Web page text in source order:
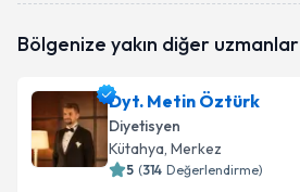
Bölgenize yakın diğer uzmanlar
Dyt. Metin Öztürk
Diyetisyen
Kütahya, Merkez
5 (314 Değerlendirme)